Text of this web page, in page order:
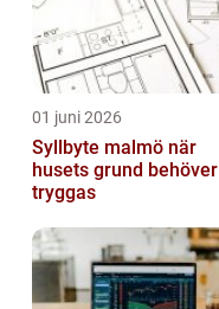
01 juni 2026
Syllbyte malmö när
husets grund behöver
tryggas